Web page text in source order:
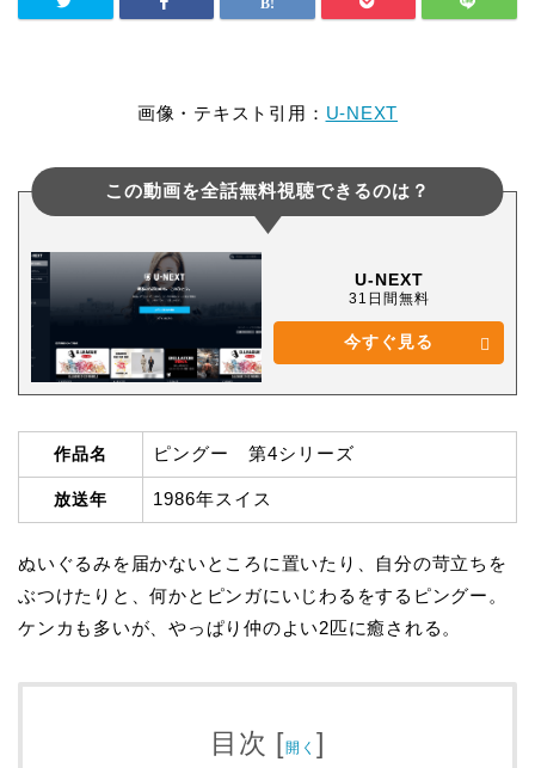
画像・テキスト引用： U-NEXT
この動画を全話無料視聴できるのは？
U-NEXT
31日間無料
今すぐ見る
作品名 ピングー 第4シリーズ
放送年 1986年スイス
ぬいぐるみを届かないところに置いたり、自分の苛立ちを
ぶつけたりと、何かとピンガにいじわるをするピングー。
ケンカも多いが、やっぱり仲のよい2匹に癒される。
目次 [開く ]